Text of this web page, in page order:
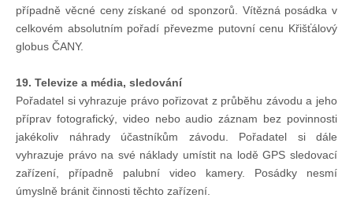
případně věcné ceny získané od sponzorů. Vítězná posádka v
celkovém absolutním pořadí převezme putovní cenu Křišťálový
globus ČANY.
19. Televize a média, sledování
Pořadatel si vyhrazuje právo pořizovat z průběhu závodu a jeho
příprav fotografický, video nebo audio záznam bez povinnosti
jakékoliv náhrady účastníkům závodu. Pořadatel si dále
vyhrazuje právo na své náklady umístit na lodě GPS sledovací
zařízení, případně palubní video kamery. Posádky nesmí
úmyslně bránit činnosti těchto zařízení.